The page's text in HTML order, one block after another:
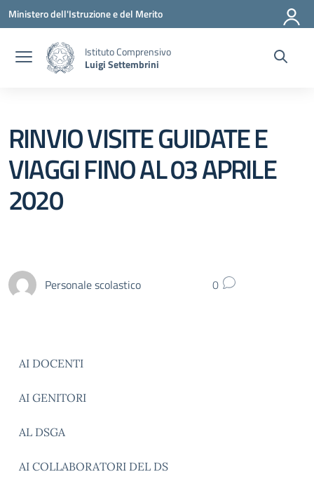
Vai ai contenuti
Vai al menu di navigazione
Vai al footer
Ministero dell'Istruzione e del Merito
Istituto Comprensivo
Luigi Settembrini
RINVIO VISITE GUIDATE E
VIAGGI FINO AL 03 APRILE
2020
Personale scolastico 0
AI DOCENTI
AI GENITORI
AL DSGA
AI COLLABORATORI DEL DS